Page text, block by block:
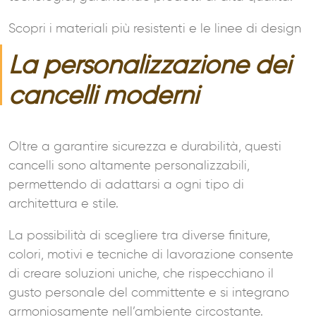
Scopri i materiali più resistenti e le linee di design
La personalizzazione dei
cancelli moderni
Oltre a garantire sicurezza e durabilità, questi
cancelli sono altamente personalizzabili,
permettendo di adattarsi a ogni tipo di
architettura e stile.
La possibilità di scegliere tra diverse finiture,
colori, motivi e tecniche di lavorazione consente
di creare soluzioni uniche, che rispecchiano il
gusto personale del committente e si integrano
armoniosamente nell’ambiente circostante.